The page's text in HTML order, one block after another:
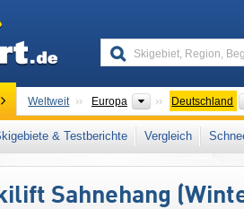
Weltweit Europa Kontinente
Deutschland
Dieses Skigebiet liegt auch in:
Rheinisches Schiefergebirge
& Testberichte Vergleich
Sahnehang